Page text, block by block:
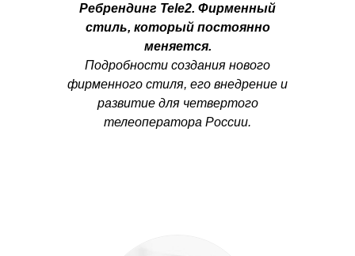
Ребрендинг Tele2. Фирменный
стиль, который постоянно
меняется.
Подробности создания нового
фирменного стиля, его внедрение и
развитие для четвертого
телеоператора России.